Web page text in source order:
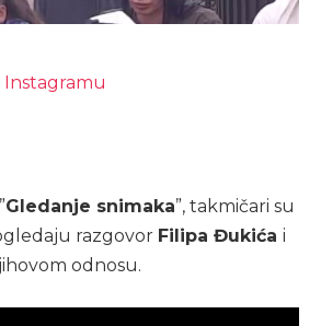
Instagramu
Gledanje snimaka”, takmičari su
razgovor Filipa Đukića i
odnosu.